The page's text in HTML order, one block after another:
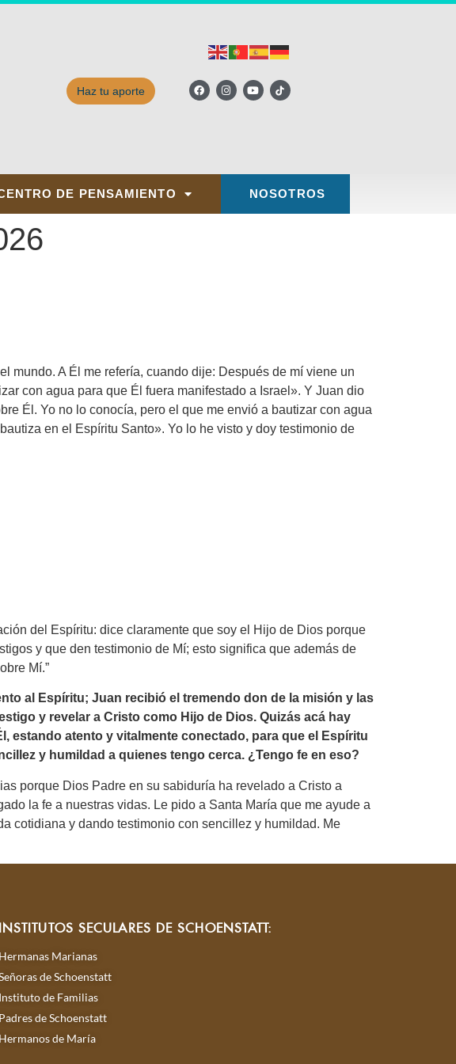
Haz tu aporte
DE PENSAMIENTO NOSOTROS
mundo. A Él me refería, cuando dije: Después de mí viene un
con agua para que Él fuera manifestado a Israel». Y Juan dio
Él. Yo no lo conocía, pero el que me envió a bautizar con agua
en el Espíritu Santo». Yo lo he visto y doy testimonio de
del Espíritu: dice claramente que soy el Hijo de Dios porque
y que den testimonio de Mí; esto significa que además de
Mí.”
al Espíritu; Juan recibió el tremendo don de la misión y las
y revelar a Cristo como Hijo de Dios. Quizás acá hay
estando atento y vitalmente conectado, para que el Espíritu
y humildad a quienes tengo cerca. ¿Tengo fe en eso?
porque Dios Padre en su sabiduría ha revelado a Cristo a
la fe a nuestras vidas. Le pido a Santa María que me ayude a
cotidiana y dando testimonio con sencillez y humildad. Me
INSTITUTOS SECULARES DE SCHOENSTATT:
Hermanas Marianas
de Schoenstatt
Instituto de Familias
Padres de Schoenstatt
Hermanos de María